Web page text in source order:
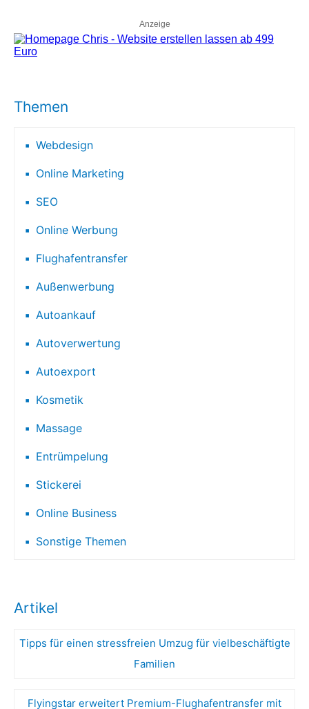
Anzeige
Themen
Webdesign
Online Marketing
SEO
Online Werbung
Flughafentransfer
Außenwerbung
Autoankauf
Autoverwertung
Autoexport
Kosmetik
Massage
Entrümpelung
Stickerei
Online Business
Sonstige Themen
Artikel
Tipps für einen stressfreien Umzug für vielbeschäftigte
Familien
Flyingstar erweitert Premium-Flughafentransfer mit